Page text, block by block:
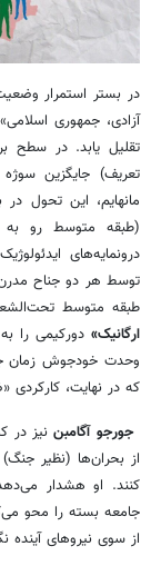
در بستر استمرار
آزادی، جمهوری
تقلیل یابد. در سطح
تعریف) جایگزین
مانهایم، این تحول
(طبقه متوسط رو به
درونمایه‌های
توسط هر دو جناح
طبقه متوسط
ارگانیک»دورکیمی را
وحدت خودجوش زمان
که در نهایت، کارکردی
جورجو آگامبننیز در
از بحران‌ها (نظیر
کنند. او هشدار
جامعه بسته را محو
از سوی نیروهای